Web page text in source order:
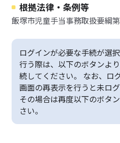
根拠法律・条例等
飯塚市児童手当事務取扱要綱
ログインが必要な手続が選
行う際は、以下のボタンよ
続してください。 なお、ロ
画面の再表示を行うと未ロ
その場合は再度以下のボタ
さい。